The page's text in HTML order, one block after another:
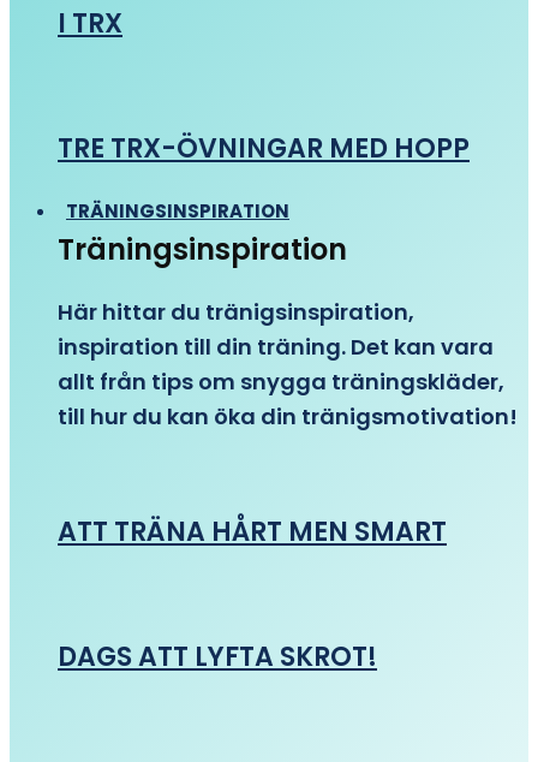
I TRX
TRE TRX-ÖVNINGAR MED HOPP
TRÄNINGSINSPIRATION
Träningsinspiration
Här hittar du tränigsinspiration,
inspiration till din träning. Det kan vara
allt från tips om snygga träningskläder,
till hur du kan öka din tränigsmotivation!
ATT TRÄNA HÅRT MEN SMART
DAGS ATT LYFTA SKROT!